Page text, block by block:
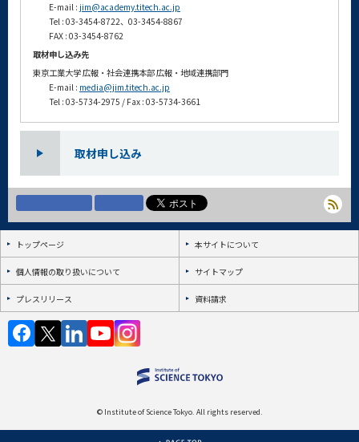
E-mail : jim@academy.titech.ac.jp
Tel : 03-3454-8722、03-3454-8867
FAX : 03-3454-8762
取材申し込み先
東京工業大学 広報・社会連携本部 広報・地域連携部門
E-mail : media@jim.titech.ac.jp
Tel : 03-5734-2975 / Fax : 03-5734-3661
取材申し込み
トップページ 本サイトについて
個人情報の取り扱いについて サイトマップ
プレスリリース 資料請求
© Institute of Science Tokyo. All rights reserved.